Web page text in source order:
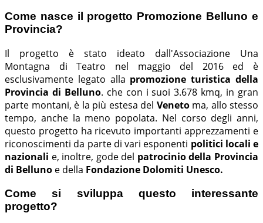
Come nasce il progetto Promozione Belluno e
Provincia?
Il progetto è stato ideato dall'Associazione Una
Montagna di Teatro nel maggio del 2016 ed è
esclusivamente legato alla promozione turistica della
Provincia di Belluno. che con i suoi 3.678 kmq, in gran
parte montani, è la più estesa del Venetoma, allo stesso
tempo, anche la meno popolata. Nel corso degli anni,
questo progetto ha ricevuto importanti apprezzamenti e
riconoscimenti da parte di vari esponenti politici locali e
nazionali e, inoltre, gode del patrocinio della Provincia
di Belluno e della Fondazione Dolomiti Unesco.
Come si sviluppa questo interessante
progetto?